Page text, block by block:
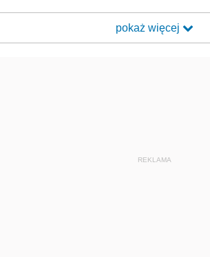
pokaż więcej
REKLAMA